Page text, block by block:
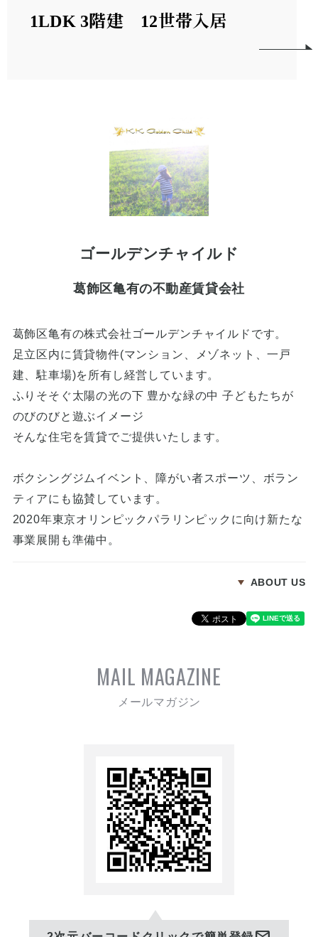
1LDK 3階建 12世帯入居
ゴールデンチャイルド
葛飾区亀有の不動産賃貸会社
葛飾区亀有の株式会社ゴールデンチャイルドです。
足立区内に賃貸物件(マンション、メゾネット、一戸
建、駐車場)を所有し経営しています。
ふりそそぐ太陽の光の下 豊かな緑の中 子どもたちが
のびのびと遊ぶイメージ
そんな住宅を賃貸でご提供いたします。
ボクシングジムイベント、障がい者スポーツ、ボラン
ティアにも協賛しています。
2020年東京オリンピックパラリンピックに向け新たな
事業展開も準備中。
ABOUT US
MAIL MAGAZINE